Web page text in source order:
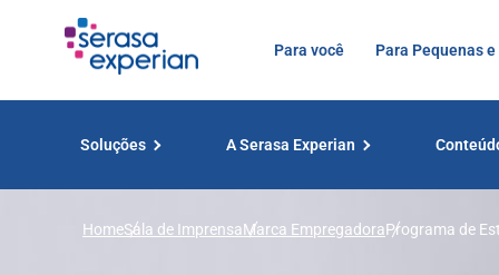
Para você Para Pequenas
Soluções A Serasa Experian
HomeSala de ImprensaMarca EmpregadoraPrograma de